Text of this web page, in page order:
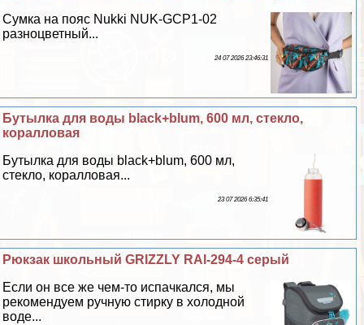
Сумка на пояс Nukki NUK-GCP1-02
разноцветный...
24 07 2026 23:46:31
Бутылка для воды black+blum, 600 мл, стекло,
коралловая
Бутылка для воды black+blum, 600 мл,
стекло, коралловая...
23 07 2026 6:35:41
Рюкзак школьный GRIZZLY RAl-294-4 серый
Если он все же чем-то испачкался, мы
рекомендуем ручную стирку в холодной
воде...